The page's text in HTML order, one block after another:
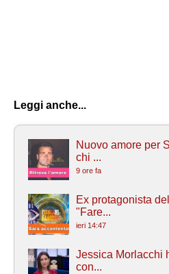
Leggi anche...
Nuovo amore per
chi ...
9 ore fa
Ex protagonista
"Fare...
ieri 14:47
Jessica Morlacchi
con...